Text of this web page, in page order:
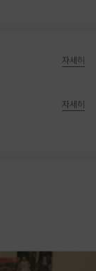
자세히
자세히